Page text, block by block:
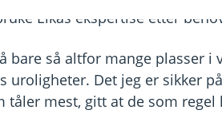
Eikas ekspertise etter
bare så altfor mange plasser
uroligheter. Det jeg er sikker
tåler mest, gitt at de som